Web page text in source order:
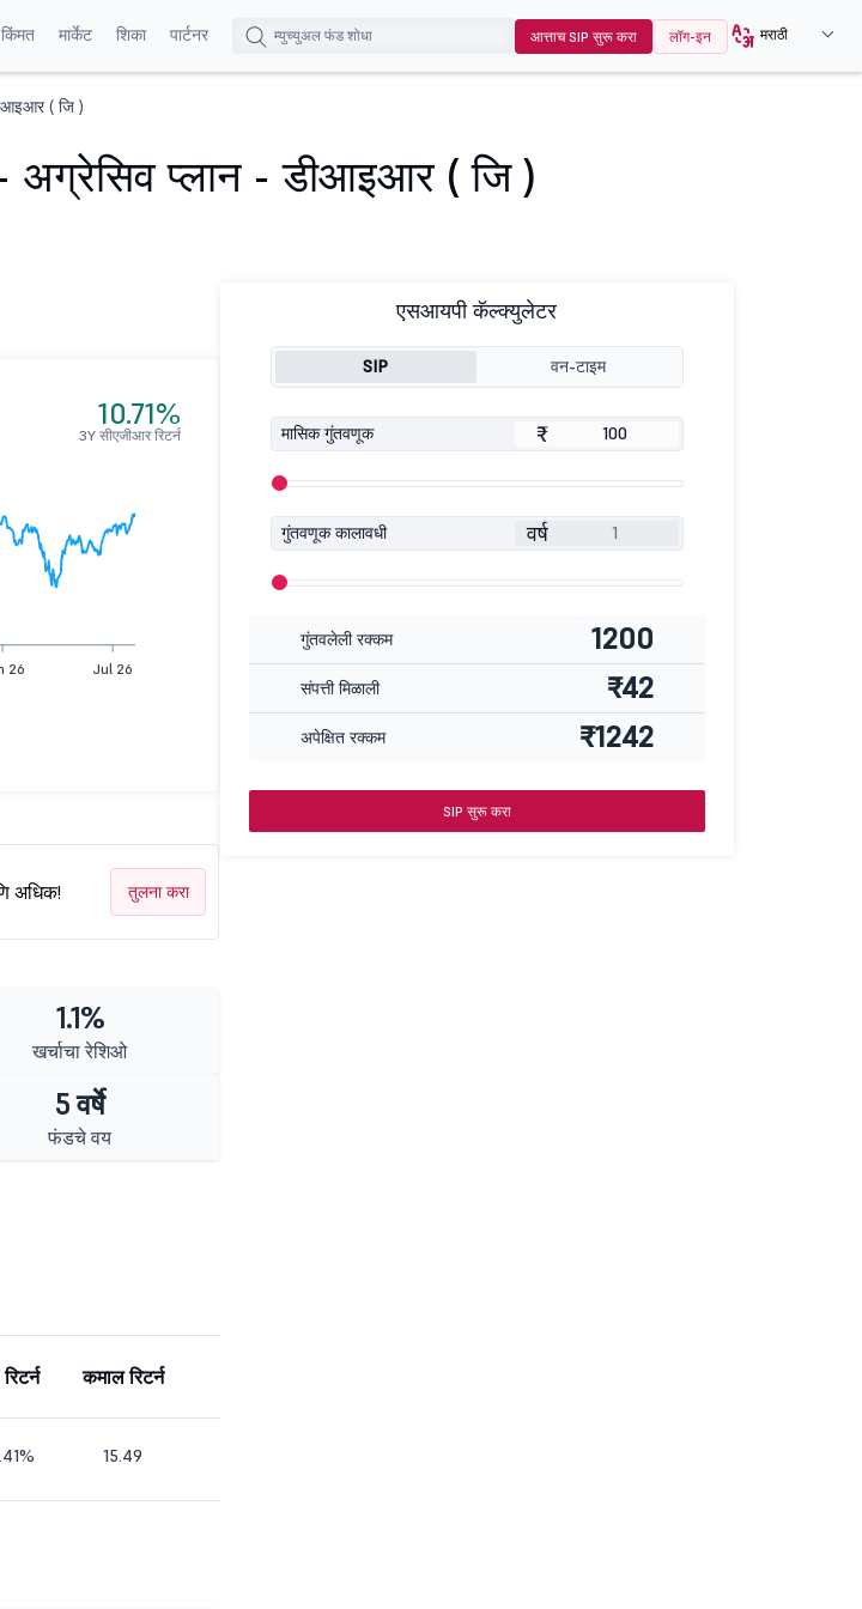
किंमत मार्केट शिका पार्टनर आत्ताच SIP सुरू करा लॉग-इन मराठी
( जि )
- अग्रेसिव प्लान - डीआइआर ( जि )
10.71%
3Y सीएजीआर रिटर्न
26 Jul 26
अधिक! तुलना करा
1.1%
खर्चाचा रेशिओ
5 वर्षे
फंडचे वय
कमाल रिटर्न
15.49
एसआयपी कॅल्क्युलेटर
SIP वन-टाइम
मासिक गुंतवणूक ₹
गुंतवणूक कालावधी वर्ष
गुंतवलेली रक्कम 1200
संपत्ती मिळाली ₹42
अपेक्षित रक्कम ₹1242
SIP सुरू करा